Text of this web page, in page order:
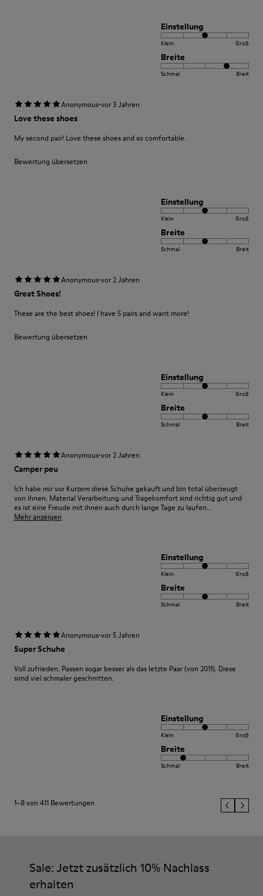
Einstellung
Klein Groß
Breite
Schmal Breit
Anonymous·vor 3 Jahren
Love these shoes
My second pair! Love these shoes and so comfortable.
Bewertung übersetzen
Einstellung
Klein Groß
Breite
Schmal Breit
Anonymous·vor 2 Jahren
Great Shoes!
These are the best shoes! I have 5 pairs and want more!
Bewertung übersetzen
Einstellung
Klein Groß
Breite
Schmal Breit
Anonymous·vor 2 Jahren
Camper peu
Ich habe mir vor Kurzem diese Schuhe gekauft und bin total überzeugt
von ihnen. Material Verarbeitung und Tragekomfort sind richtig gut und
es ist eine Freude mit ihnen auch durch lange Tage zu laufen...
Mehr anzeigen
Einstellung
Klein Groß
Breite
Schmal Breit
Anonymous·vor 5 Jahren
Super Schuhe
Voll zufrieden. Passen sogar besser als das letzte Paar (von 2011). Diese
simd viel schmaler geschnitten.
Einstellung
Klein Groß
Breite
Schmal Breit
1–8 von 411 Bewertungen
Sale: Jetzt zusätzlich 10% Nachlass
erhalten